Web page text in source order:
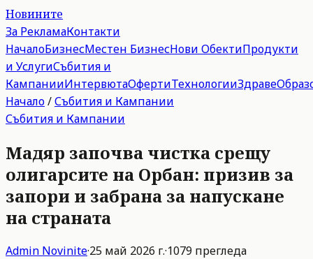
Новините
За РекламаКонтакти
НачалоБизнесМестен БизнесНови ОбектиПродукти
и УслугиСъбития и
КампанииИнтервютаОфертиТехнологииЗдраве
Начало/Събития и Кампании
Събития и Кампании
Мадяр започва чистка срещу
олигарсите на Орбан: призив за
запори и забрана за напускане
на страната
Admin Novinite·25 май 2026 г.·1079 прегледа